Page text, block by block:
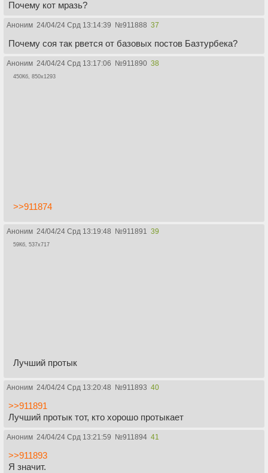
Почему кот мразь?
Аноним 24/04/24 Срд 13:14:39 №911888 37
Почему соя так рвется от базовых постов Базтурбека?
Аноним 24/04/24 Срд 13:17:06 №911890 38
450Кб, 850x1293
>>911874
Аноним 24/04/24 Срд 13:19:48 №911891 39
59Кб, 537x717
Лучший протык
Аноним 24/04/24 Срд 13:20:48 №911893 40
>>911891
Лучший протык тот, кто хорошо протыкает
Аноним 24/04/24 Срд 13:21:59 №911894 41
>>911893
Я значит.